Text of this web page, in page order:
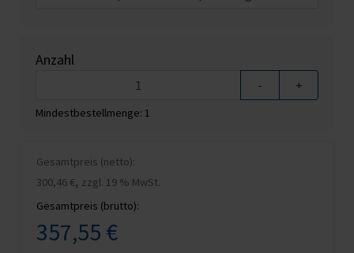
Anzahl
- +
Mindestbestellmenge: 1
Gesamtpreis (netto):
300,46 €, zzgl. 19 % MwSt.
Gesamtpreis (brutto):
357,55 €